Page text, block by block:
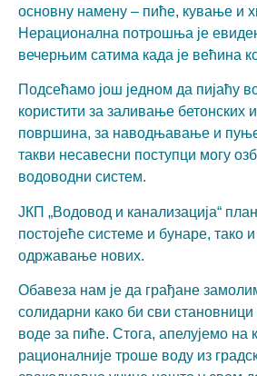
основну намену – пиће, кување и
Нерационална потрошња је
вечерњим сатима када је већина
Подсећамо још једном да пијаћу
користити за заливање бетонских
површина, за наводњавање и
такви несавесни поступци могу
водоводни систем.
ЈКП „Водовод и канализација“
постојеће системе и бунаре, тако
одржавање нових.
Обавеза нам је да грађане
солидарни како би сви
воде за пиће. Стога, апелујемо на
рационалније троше воду из
In order for
our website
to perform
as well as
possible
visit. If you
refuse
cookies,
some
functionality
will
from the
website.